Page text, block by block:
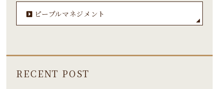
ピープルマネジメント
RECENT POST